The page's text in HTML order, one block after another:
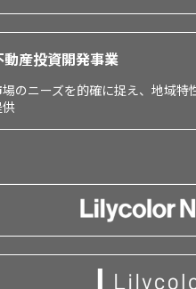
動産投資開発事業
場のニーズを的確に捉え、地域特